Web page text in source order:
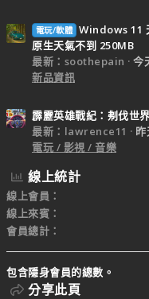
電玩/軟體 Windows 11
原生天氣不到 250MB
最新：soothepain
今
新品資訊
霹靂英雄戰紀：刜伐世
最新：lawrence11
電玩 / 影視 / 音樂
線上統計
線上會員
線上來賓
會員總計
包含隱身會員的總數。
分享此頁